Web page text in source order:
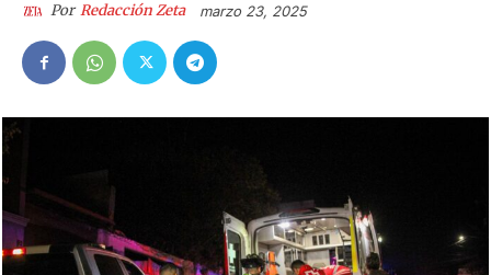
Por Redacción Zeta marzo 23, 2025